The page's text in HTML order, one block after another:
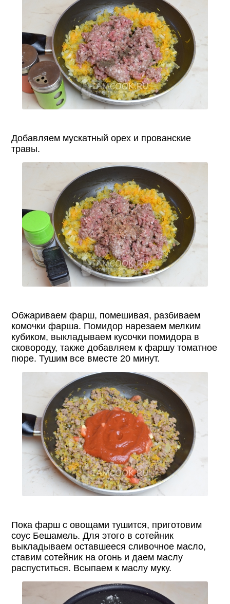
Добавляем мускатный орех и прованские
травы.
Обжариваем фарш, помешивая, разбиваем
комочки фарша. Помидор нарезаем мелким
кубиком, выкладываем кусочки помидора в
сковороду, также добавляем к фаршу томатное
пюре. Тушим все вместе 20 минут.
Пока фарш с овощами тушится, приготовим
соус Бешамель. Для этого в сотейник
выкладываем оставшееся сливочное масло,
ставим сотейник на огонь и даем маслу
распуститься. Всыпаем к маслу муку.